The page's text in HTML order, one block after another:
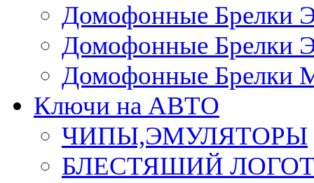
Домофонные Брелки
Домофонные Брелки
Домофонные Брелки
Ключи на АВТО
ЧИПЫ,ЭМУЛЯТОРЫ
БЛЕСТЯШИЙ